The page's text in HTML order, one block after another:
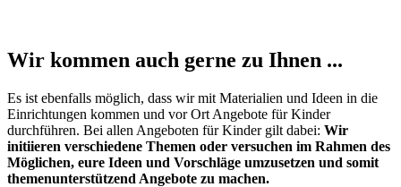
Wir kommen auch gerne zu Ihnen ...
Es ist ebenfalls möglich, dass wir mit Materialien und Ideen in die
Einrichtungen kommen und vor Ort Angebote für Kinder
durchführen. Bei allen Angeboten für Kinder gilt dabei: Wir
initiieren verschiedene Themen oder versuchen im Rahmen des
Möglichen, eure Ideen und Vorschläge umzusetzen und somit
themenunterstützend Angebote zu machen.